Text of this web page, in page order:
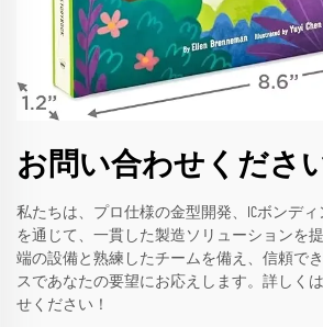
お問い合わせくださ
私たちは、プロ仕様の金型開発、ICボンデ
を通じて、一貫した製造ソリューションを
端の設備と熟練したチームを備え、信頼でき
スであなたの要望にお応えします。詳しく
せください！